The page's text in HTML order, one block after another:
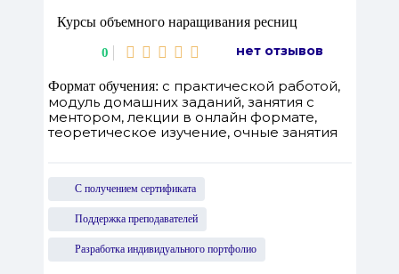
Курсы объемного наращивания ресниц
0 нет отзывов
Формат обучения: с практической работой,
модуль домашних заданий, занятия с
ментором, лекции в онлайн формате,
теоретическое изучение, очные занятия
С получением сертификата
Поддержка преподавателей
Разработка индивидуального портфолио